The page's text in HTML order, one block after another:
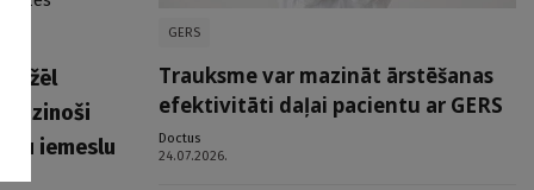
iemeslu
GERS
Trauksme var mazināt ārstēšanas
efektivitāti daļai pacientu ar GERS
Doctus
24.07.2026.